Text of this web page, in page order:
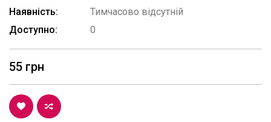
Наявність:
Тимчасово відсутній
Доступно:
0
55 грн